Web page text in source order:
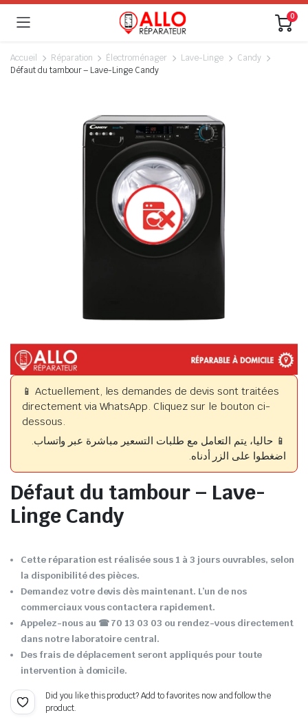
0
Accueil Réparation Électroménager Lave-Linge
Candy
Défaut du tambour – Lave-Linge Candy
📱 Actuellement, les demandes de devis sont traitées
directement via WhatsApp. Cliquez sur le bouton ci-
dessous.
📱 حاليا، يتم التعامل مع طلبات التسعير مباشرة عبر واتساب.
اضغطوا على الزر أدناه.
Défaut du tambour – Lave-
Linge Candy
Cette réparation est réalisée sous 1 à 3 jours ouvrables, selon
la disponibilité des pièces.
Demandez votre devis dès maintenant. L’un de nos
commerciaux vous contactera rapidement.
Appelez-nous au ☎ 70 13 03 03 ou rendez-vous directement
dans notre laboratoire central.
Des frais de déplacement seront appliqués pour toute
intervention à domicile.
Did you like this product? Add to favorites now and follow the
product.